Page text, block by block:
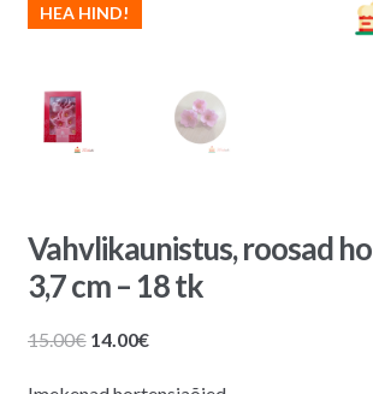
HEA HIND!
Vahvlikaunistus, roosad
3,7 cm – 18 tk
15.00€ Algne
14.00€Praegune